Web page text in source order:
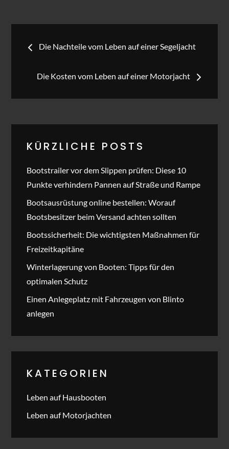
Beitragsnavigation
Die Nachteile vom Leben auf einer Segeljacht
Die Kosten vom Leben auf einer Motorjacht
KÜRZLICHE POSTS
Bootstrailer vor dem Slippen prüfen: Diese 10
Punkte verhindern Pannen auf Straße und Rampe
Bootsausrüstung online bestellen: Worauf
Bootsbesitzer beim Versand achten sollten
Bootssicherheit: Die wichtigsten Maßnahmen für
Freizeitkapitäne
Winterlagerung von Booten: Tipps für den
optimalen Schutz
Einen Anlegeplatz mit Fahrzeugen von Blinto
anlegen
KATEGORIEN
Leben auf Hausbooten
Leben auf Motorjachten